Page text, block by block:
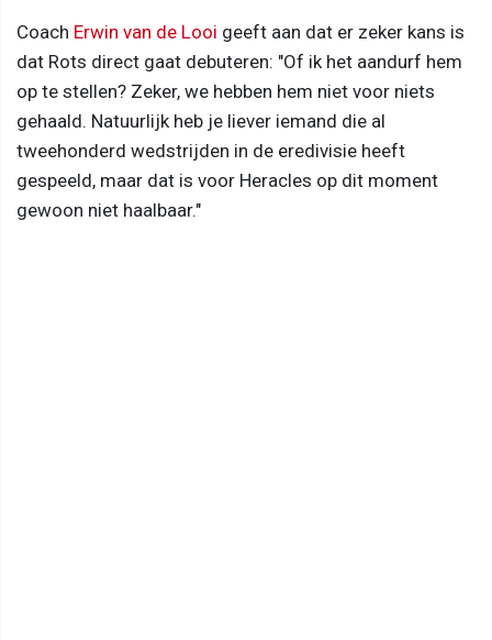
Coach Erwin van de Looi geeft aan dat er zeker kans is
dat Rots direct gaat debuteren: "Of ik het aandurf hem
op te stellen? Zeker, we hebben hem niet voor niets
gehaald. Natuurlijk heb je liever iemand die al
tweehonderd wedstrijden in de eredivisie heeft
gespeeld, maar dat is voor Heracles op dit moment
gewoon niet haalbaar."